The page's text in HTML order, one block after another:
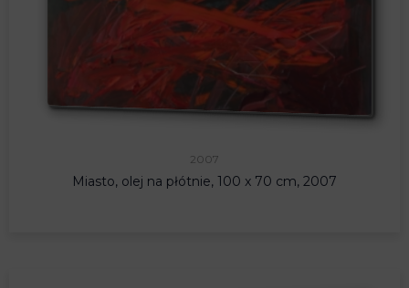
2007
Miasto, olej na płótnie, 100 x 70 cm, 2007